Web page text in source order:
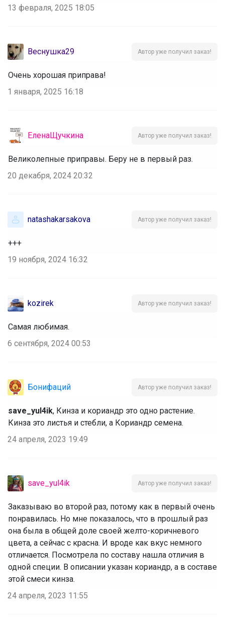
13 февраля, 2025 18:05
Веснушка29 Автор уже получил заказ!
Очень хорошая приправа!
1 января, 2025 16:18
ЕленаЩучкина Автор уже получил заказ!
Великолепные приправы. Беру не в первый раз.
20 декабря, 2024 20:32
natashakarsakova Автор уже получил заказ!
+++
19 ноября, 2024 16:32
kozirek Автор уже получил заказ!
Самая любимая.
6 сентября, 2024 00:53
Бонифаций Автор уже получил заказ!
save_yul4ik, Кинза и кориандр это одно растение.
Кинза это листья и стебли, а Кориандр семена.
24 апреля, 2023 19:49
save_yul4ik Автор уже получил заказ!
Заказываю во второй раз, потому как в первый очень
понравилась. Но мне показалось, что в прошлый раз
она была в общей доле своей желто-коричневого
цвета, а сейчас с красна. И вроде как вкус немного
отличается. Посмотрела по составу нашла отличия в
одной специи. В описании указан кориандр, а в составе
этой смеси кинза.
24 апреля, 2023 11:55